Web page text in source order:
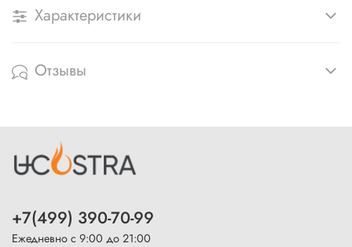
Характеристики
Отзывы
+7(499) 390-70-99
Ежедневно с 9:00 до 21:00